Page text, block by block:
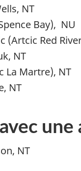
NT
Bay), NU
(Artcic Red
NT
La Martre), NT
NT
NT